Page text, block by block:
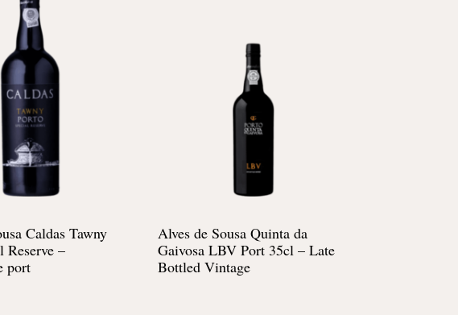
Caldas Tawny
Reserve –
port
Alves de Sousa Quinta da
Gaivosa LBV Port 35cl – Late
Bottled Vintage